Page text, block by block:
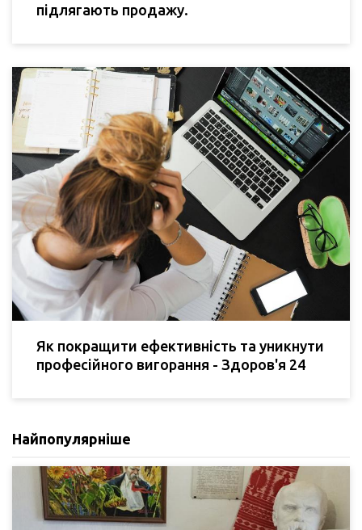
підлягають продажу.
Як покращити ефективність та уникнути
професійного вигорання - Здоров'я 24
Найпопулярніше